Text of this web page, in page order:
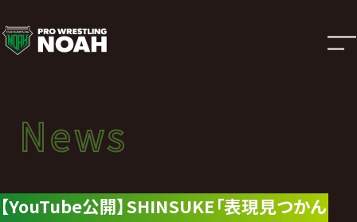
ニ
ュ
ー
ス
|
News
ニュース
News
【YouTube公開】SHINSUKE「表現見つかん